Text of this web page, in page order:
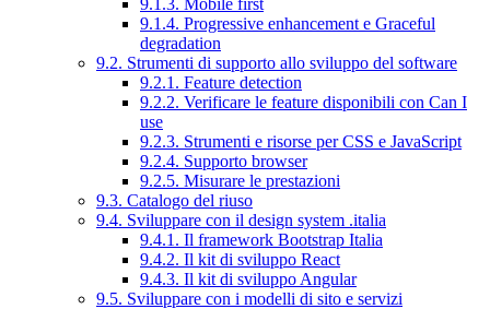
9.1.4. Progressive enhancement e Graceful
degradation
9.2. Strumenti di supporto allo sviluppo del software
9.2.1. Feature detection
9.2.2. Verificare le feature disponibili con Can I
use
9.2.3. Strumenti e risorse per CSS e JavaScript
9.2.4. Supporto browser
9.2.5. Misurare le prestazioni
9.3. Catalogo del riuso
9.4. Sviluppare con il design system .italia
9.4.1. Il framework Bootstrap Italia
9.4.2. Il kit di sviluppo React
9.4.3. Il kit di sviluppo Angular
9.5. Sviluppare con i modelli di sito e servizi